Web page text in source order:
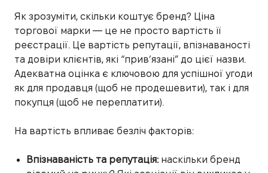
Як зрозуміти, скільки коштує бренд? Ціна
торгової марки — це не просто вартість її
реєстрації. Це вартість репутації, впізнаваності
та довіри клієнтів, які “прив’язані” до цієї назви.
Адекватна оцінка є ключовою для успішної угоди
як для продавця (щоб не продешевити), так і для
покупця (щоб не переплатити).
На вартість впливає безліч факторів:
Впізнаваність та репутація:наскільки бренд